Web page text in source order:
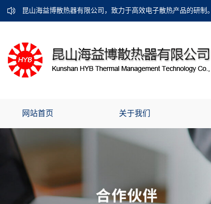
昆山海益博散热器有限公司，致力于高效电子散热产品的研制。
网站首页 关于我们